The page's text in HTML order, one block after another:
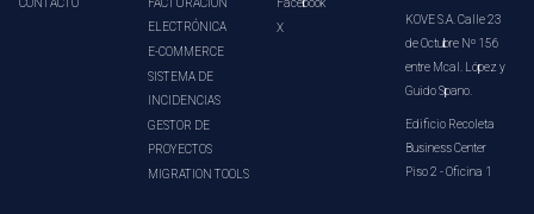
CONTACTO
FACTURACIÓN
ELECTRÓNICA
E-COMMERCE
SISTEMA DE
INCIDENCIAS
GESTOR DE
PROYECTOS
MIGRATION TOOLS
Facebook
X
KOVE S.A. Calle 23
de Octubre Nº 156
entre Mcal. López y
Guido Spano.
Edificio Recoleta
Business Center
Piso 2 - Oficina 1